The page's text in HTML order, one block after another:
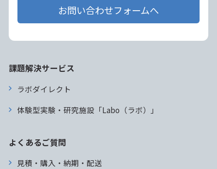
お問い合わせフォームへ
課題解決サービス
ラボダイレクト
体験型実験・研究施設「Labo（ラボ）」
よくあるご質問
見積・購入・納期・配送